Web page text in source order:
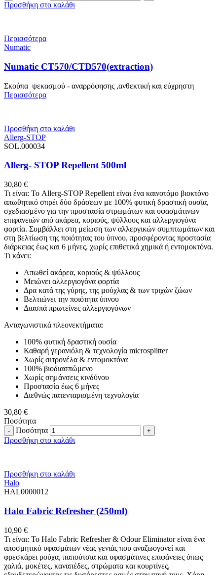
Προσθήκη στο καλάθι
Περισσότερα
Numatic
Numatic CT570/CTD570(extraction)
Σκούπα ψεκασμού - αναρρόφησης ,ανθεκτική και εύχρηστη
Περισσότερα
Προσθήκη στο καλάθι
Allerg-STOP
SOL.000034
Allerg- STOP Repellent 500ml
30,80 €
Τι είναι: Το Allerg-STOP Repellent είναι ένα καινοτόμο βιοκτόνο
απωθητικό σπρέι δύο δράσεων με 100% φυτική δραστική ουσία,
σχεδιασμένο για την προστασία στρωμάτων και υφασμάτινων
επιφανειών από ακάρεα, κοριούς, ψύλλους και αλλεργιογόνα
φορτία. Συμβάλλει στη μείωση των αλλεργικών συμπτωμάτων και
στη βελτίωση της ποιότητας του ύπνου, προσφέροντας προστασία
διάρκειας έως και 6 μήνες, χωρίς επιθετικά χημικά ή εντομοκτόνα.
Τι κάνει:
Απωθεί ακάρεα, κοριούς & ψύλλους
Μειώνει αλλεργιογόνα φορτία
Δρα κατά της γύρης, της μούχλας & των τριχών ζώων
Βελτιώνει την ποιότητα ύπνου
Διασπά πρωτεΐνες αλλεργιογόνων
Ανταγωνιστικά πλεονεκτήματα:
100% φυτική δραστική ουσία
Καθαρή γερανιόλη & τεχνολογία microsplitter
Χωρίς σιτρονέλα & εντομοκτόνα
100% βιοδιασπώμενο
Χωρίς σημάνσεις κινδύνου
Προστασία έως 6 μήνες
Διεθνώς πατενταρισμένη τεχνολογία
30,80 €
Ποσότητα
Ποσότητα
Προσθήκη στο καλάθι
Προσθήκη στο καλάθι
Halo
HAL0000012
Halo Fabric Refresher (250ml)
10,90 €
Τι είναι: Το Halo Fabric Refresher & Odour Eliminator είναι ένα
αποσμητικό υφασμάτων νέας γενιάς που αναζωογονεί και
φρεσκάρει ρούχα, παπούτσια και υφασμάτινες επιφάνειες όπως
χαλιά, μοκέτες, καναπέδες, στρώματα και κουρτίνες,